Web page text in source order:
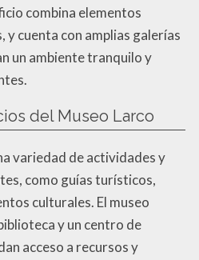
combina elementos
y cuenta con amplias galerías
un ambiente tranquilo y
del Museo Larco
variedad de actividades y
como guías turísticos,
culturales. El museo
y un centro de
acceso a recursos y